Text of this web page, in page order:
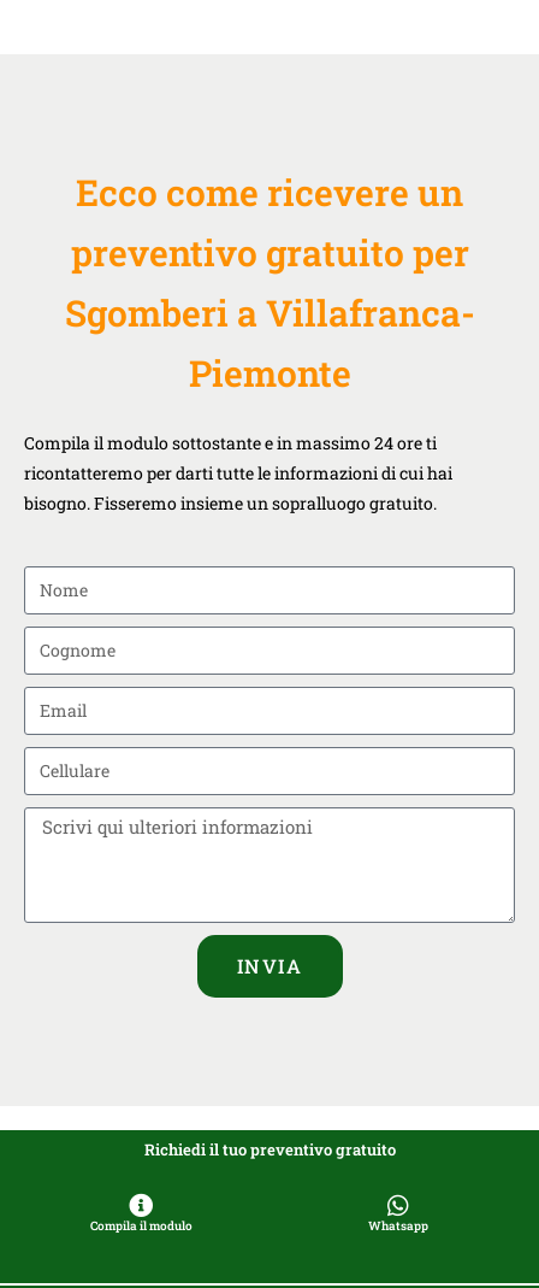
Ecco come ricevere un
preventivo gratuito per
Sgomberi a Villafranca-
Piemonte
Compila il modulo sottostante e in massimo 24 ore ti
ricontatteremo per darti tutte le informazioni di cui hai
bisogno. Fisseremo insieme un sopralluogo gratuito.
INVIA
Richiedi il tuo preventivo gratuito
Compila il modulo Whatsapp